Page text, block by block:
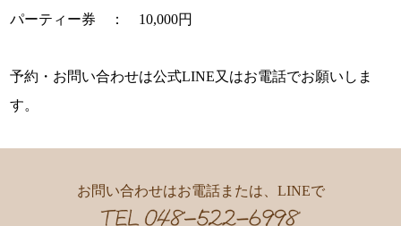
パーティー券 ： 10,000円
予約・お問い合わせは公式LINE又はお電話でお願いしま
す。
お問い合わせはお電話または、LINEで